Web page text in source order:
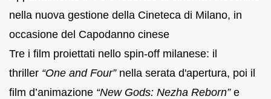
nella nuova gestione della Cineteca di Milano, in
occasione del Capodanno cinese
Tre i film proiettati nello spin-off milanese: il
thriller “One and Four” nella serata d'apertura, poi il
film d’animazione “New Gods: Nezha Reborn”e